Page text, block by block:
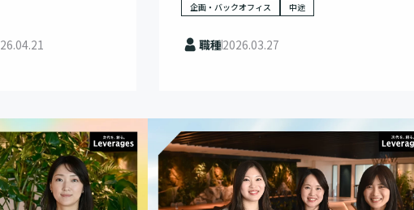
企画・バックオフィス 中途
職種2026.03.27